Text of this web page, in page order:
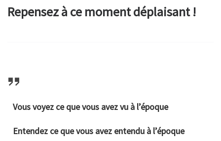
Repensez à ce moment déplaisant !
Vous voyez ce que vous avez vu à l’époque
Entendez ce que vous avez entendu à l’époque